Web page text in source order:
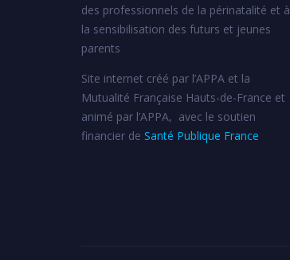
des professionnels de la périnatalité et à
la sensibilisation des futurs et jeunes
parents
Site internet créé par l’APPA et la
Mutualité Française Hauts-de-France et
animé par l’APPA, avec le soutien
financier de Santé Publique France